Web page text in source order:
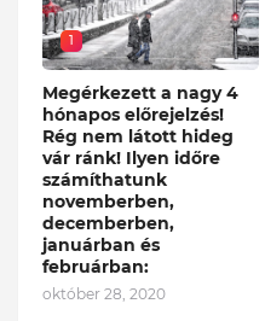
1
Megérkezett a nagy 4
hónapos előrejelzés!
Rég nem látott hideg
vár ránk! Ilyen időre
számíthatunk
novemberben,
decemberben,
januárban és
februárban:
október 28, 2020